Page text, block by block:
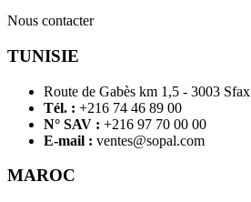
Nous contacter
TUNISIE
Route de Gabès km 1,5 - 3003 Sfax
Tél. : +216 74 46 89 00
N° SAV : +216 97 70 00 00
E-mail : ventes@sopal.com
MAROC